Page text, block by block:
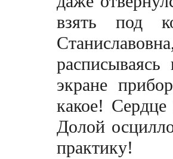
взять под
экране
какое!
Долой
практику!